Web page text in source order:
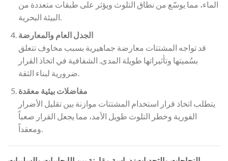
الماء، مما يوسّع من نطاق التلوث ويؤثر على طبقات متعددة من
البيئة البحرية.
الجدل العام والمعارضة
قد تواجه المشتتات معارضة جماهيرية بسبب مخاوف تتعلق
بسُميتها وتأثيراتها طويلة المدى. الشفافية في اتخاذ القرار
ضرورية لبناء الثقة.
مفاضلات بيئية معقدة
يتطلب اتخاذ قرار استخدام المشتتات موازنة بين تقليل الأضرار
الفورية وخطر التلوث طويل الأمد، مما يجعل القرار صعباً